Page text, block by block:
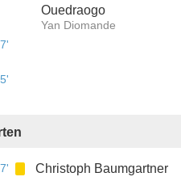
Ouedraogo
Yan Diomande
Christoph Baumgartner